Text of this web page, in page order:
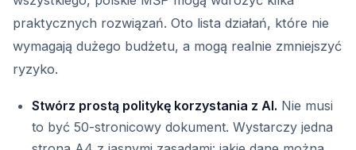
praktycznych rozwiązań. Oto lista działań, które nie
wymagają dużego budżetu, a mogą realnie zmniejszyć
ryzyko.
Stwórz prostą politykę korzystania z AI. Nie musi
to być 50-stronicowy dokument. Wystarczy jedna